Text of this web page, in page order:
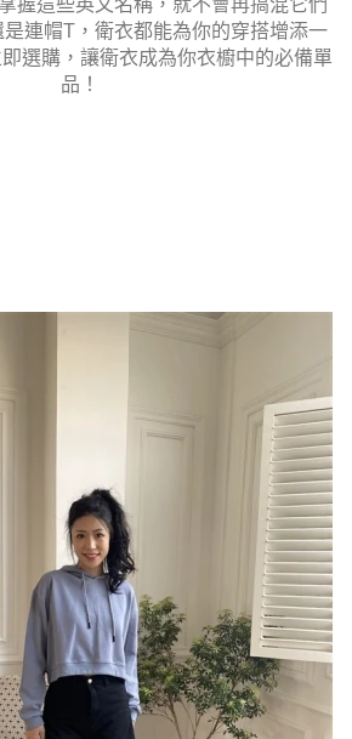
連帽T，衛衣都能為你的穿搭增添一
選購，讓衛衣成為你衣櫥中的必備單
品！